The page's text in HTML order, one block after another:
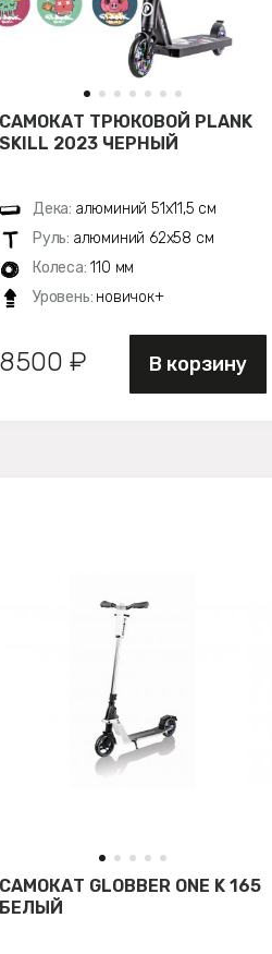
САМОКАТ ТРЮКОВОЙ PLANK
SKILL 2023 ЧЕРНЫЙ
Дека: алюминий 51х11,5 см
Руль: алюминий 62х58 см
Колеса: 110 мм
Уровень: новичок+
8500 ₽ В корзину
САМОКАТ GLOBBER ONE K 165
БЕЛЫЙ